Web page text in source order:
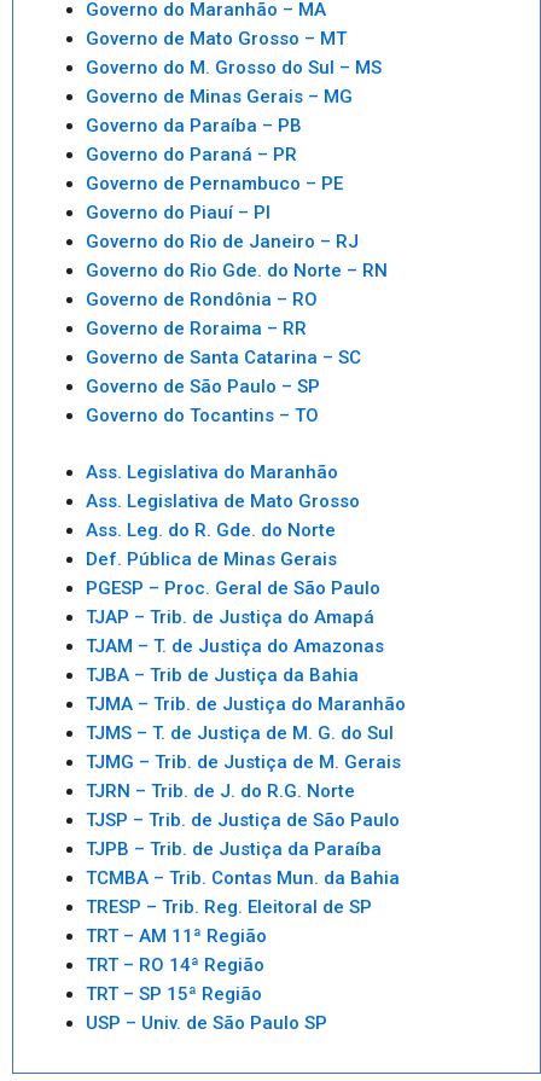
Governo do Maranhão – MA
Governo de Mato Grosso – MT
Governo do M. Grosso do Sul – MS
Governo de Minas Gerais – MG
Governo da Paraíba – PB
Governo do Paraná – PR
Governo de Pernambuco – PE
Governo do Piauí – PI
Governo do Rio de Janeiro – RJ
Governo do Rio Gde. do Norte – RN
Governo de Rondônia – RO
Governo de Roraima – RR
Governo de Santa Catarina – SC
Governo de São Paulo – SP
Governo do Tocantins – TO
Ass. Legislativa do Maranhão
Ass. Legislativa de Mato Grosso
Ass. Leg. do R. Gde. do Norte
Def. Pública de Minas Gerais
PGESP – Proc. Geral de São Paulo
TJAP – Trib. de Justiça do Amapá
TJAM – T. de Justiça do Amazonas
TJBA – Trib de Justiça da Bahia
TJMA – Trib. de Justiça do Maranhão
TJMS – T. de Justiça de M. G. do Sul
TJMG – Trib. de Justiça de M. Gerais
TJRN – Trib. de J. do R.G. Norte
TJSP – Trib. de Justiça de São Paulo
TJPB – Trib. de Justiça da Paraíba
TCMBA – Trib. Contas Mun. da Bahia
TRESP – Trib. Reg. Eleitoral de SP
TRT – AM 11ª Região
TRT – RO 14ª Região
TRT – SP 15ª Região
USP – Univ. de São Paulo SP